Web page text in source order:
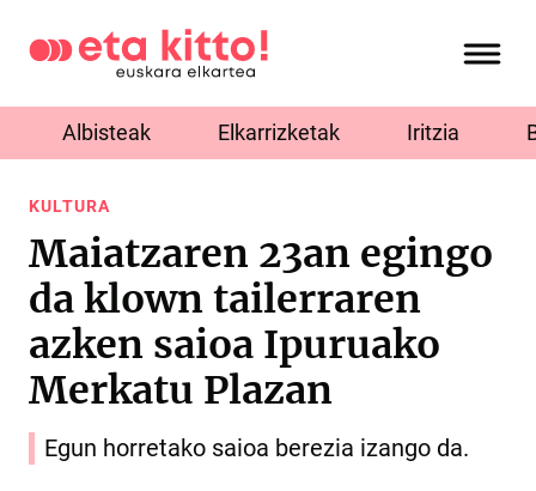
Albisteak Elkarrizketak Iritzia
KULTURA
Maiatzaren 23an egingo
da klown tailerraren
azken saioa Ipuruako
Merkatu Plazan
Egun horretako saioa berezia izango da.